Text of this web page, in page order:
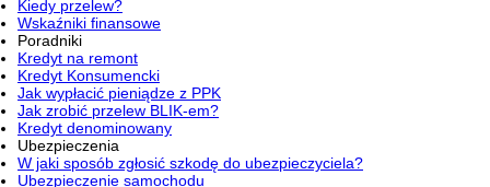
Kiedy przelew?
Wskaźniki finansowe
Poradniki
Kredyt na remont
Kredyt Konsumencki
Jak wypłacić pieniądze z PPK
Jak zrobić przelew BLIK-em?
Kredyt denominowany
Ubezpieczenia
W jaki sposób zgłosić szkodę do ubezpieczyciela?
Ubezpieczenie samochodu